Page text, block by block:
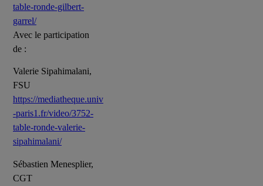
table-ronde-gilbert-
garrel/
Avec le participation
de :
Valerie Sipahimalani,
FSU
https://mediatheque.univ
-paris1.fr/video/3752-
table-ronde-valerie-
sipahimalani/
Sébastien Menesplier,
CGT